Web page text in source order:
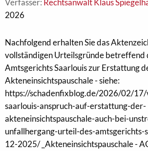
Verfasser: Rechtsanwalt Klaus
2026
Nachfolgend erhalten Sie das
vollständigen Urteilsgründe betreffend
Amtsgerichts Saarlouis zur Erstattung
Akteneinsichtspauschale - siehe:
https://schadenfixblog.de/2026/02/
saarlouis-anspruch-auf-erstattung-der-
akteneinsichtspauschale-auch-bei-
unfallhergang-urteil-des-amtsgerichts-
12-2025/ _Akteneinsichtspauschale -